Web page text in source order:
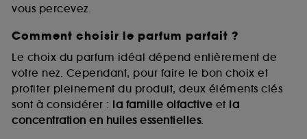
vous percevez.
Comment choisir le parfum parfait ?
Le choix du parfum idéal dépend entièrement de
votre nez. Cependant, pour faire le bon choix et
profiter pleinement du produit, deux éléments clés
sont à considérer : la famille olfactive et la
concentration en huiles essentielles.
A l'exception des cookies techniques, le dépôt et la
lecture de ces traceurs requiert votre accord. Vous
pouvez personnaliser vos choix concernant le dépôt
de ces cookies grâce au bouton "personnaliser mes
choix" ci-dessous ou décider de "tout accepter".
Sephora pourra associer les informations de
navigation collectées par ces Cookies, pour les